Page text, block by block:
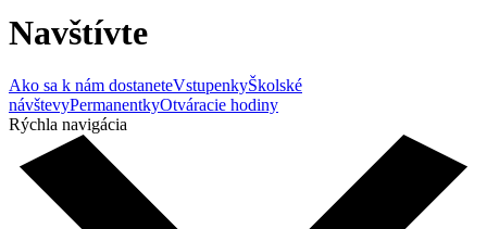
Navštívte
Ako sa k nám dostaneteVstupenkyŠkolské
návštevyPermanentkyOtváracie hodiny
Rýchla navigácia